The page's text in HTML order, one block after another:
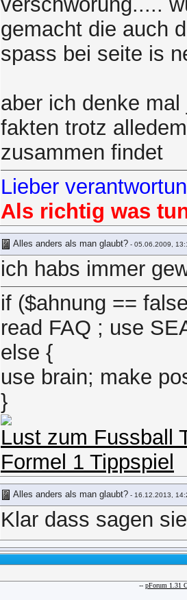
gemacht die auch
spass bei seite is
aber ich denke
fakten trotz
zusammen findet
Lieber
Als richtig was
Alles anders als man glaubt? - 05.06.2009,
ich habs immer
if ($ahnung ==
read FAQ ; use
else {
use brain; make
}
Lust zum Fussball
Formel 1 Tippspiel
Alles anders als man glaubt? - 16.12.2013,
Klar dass sagen
-- pForum 1.31